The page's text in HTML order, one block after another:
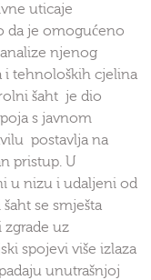
uticaje
da je omogućeno
njenog
i tehnoloških cjelina
šaht je dio
s javnom
postavlja na
pristup. U
u nizu i udaljeni od
se smješta
zgrade uz
spojevi više izlaza
unutrašnjoj